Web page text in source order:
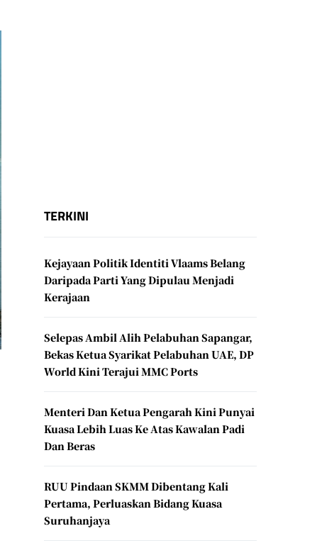
TERKINI
Kejayaan Politik Identiti Vlaams Belang
Daripada Parti Yang Dipulau Menjadi
Kerajaan
Selepas Ambil Alih Pelabuhan Sapangar,
Bekas Ketua Syarikat Pelabuhan UAE, DP
World Kini Terajui MMC Ports
Menteri Dan Ketua Pengarah Kini Punyai
Kuasa Lebih Luas Ke Atas Kawalan Padi
Dan Beras
RUU Pindaan SKMM Dibentang Kali
Pertama, Perluaskan Bidang Kuasa
Suruhanjaya